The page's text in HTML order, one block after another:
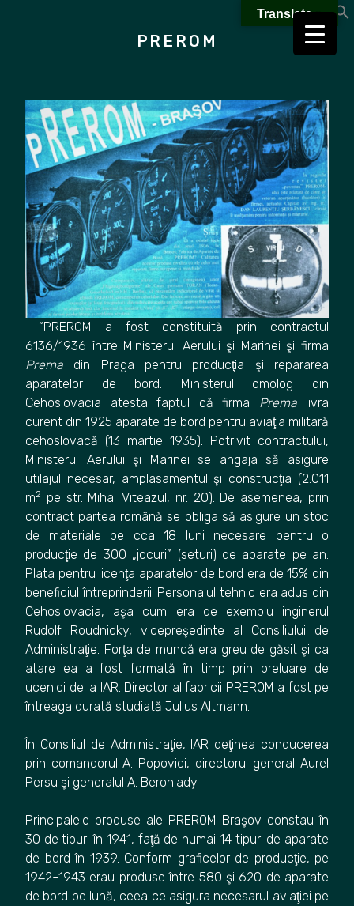
PREROM
“PREROM a fost constituită prin contractul
6136/1936 între Ministerul Aerului şi Marinei şi firma
Prema din Praga pentru producţia şi repararea
aparatelor de bord. Ministerul omolog din
Cehoslovacia atesta faptul că firma Prema livra
curent din 1925 aparate de bord pentru aviaţia militară
cehoslovacă (13 martie 1935). Potrivit contractului,
Ministerul Aerului şi Marinei se angaja să asigure
utilajul necesar, amplasamentul şi construcţia (2.011
m2
pe str. Mihai Viteazul, nr. 20). De asemenea, prin
contract partea română se obliga să asigure un stoc
de materiale pe cca 18 luni necesare pentru o
producţie de 300 „jocuri” (seturi) de aparate pe an.
Plata pentru licenţa aparatelor de bord era de 15% din
beneficiul întreprinderii. Personalul tehnic era adus din
Cehoslovacia, aşa cum era de exemplu inginerul
Rudolf Roudnicky, vicepreşedinte al Consiliului de
Administraţie. Forţa de muncă era greu de găsit şi ca
atare ea a fost formată în timp prin preluare de
ucenici de la IAR. Director al fabricii PREROM a fost pe
întreaga durată studiată Julius Altmann.
În Consiliul de Administraţie, IAR deţinea conducerea
prin comandorul A. Popovici, directorul general Aurel
Persu şi generalul A. Beroniady.
Principalele produse ale PREROM Braşov constau în
30 de tipuri în 1941, faţă de numai 14 tipuri de aparate
de bord în 1939. Conform graficelor de producţie, pe
1942–1943 erau produse între 580 şi 620 de aparate
de bord pe lună, ceea ce asigura necesarul aviaţiei pe
Translate »